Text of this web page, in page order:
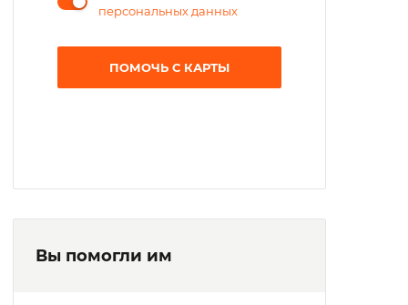
персональных данных
ПОМОЧЬ С КАРТЫ
Вы помогли им